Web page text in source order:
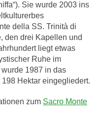
Sie wurde 2003 ins
della SS. Trinità di
den drei Kapellen und
liegt etwas
Ruhe im
1987 in das
Hektar eingegliedert.
zum Sacro Monte